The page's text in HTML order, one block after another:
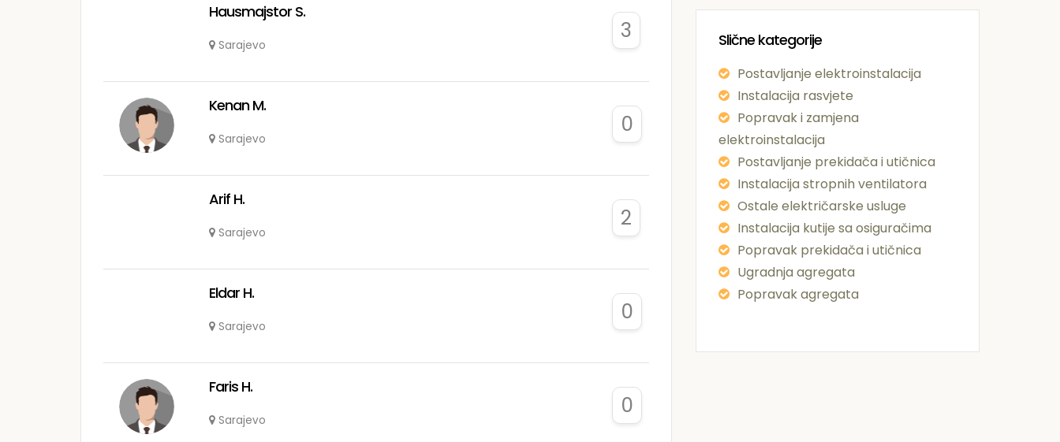
Slične kategorije
Postavljanje elektroinstalacija
Instalacija rasvjete
Popravak i zamjena
elektroinstalacija
Postavljanje prekidača i utičnica
Instalacija stropnih ventilatora
Ostale električarske usluge
Instalacija kutije sa osiguračima
Popravak prekidača i utičnica
Ugradnja agregata
Popravak agregata
Hausmajstor S.
Sarajevo
3
Kenan M.
Sarajevo
0
Arif H.
Sarajevo
2
Eldar H.
Sarajevo
0
Faris H.
Sarajevo
0